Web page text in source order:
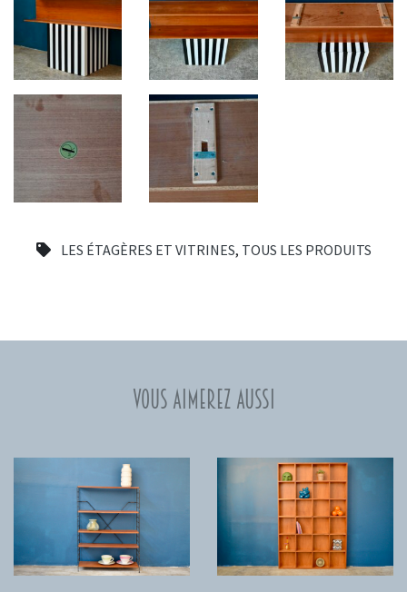
LES ÉTAGÈRES ET VITRINES, TOUS LES PRODUITS
Vous aimerez aussi